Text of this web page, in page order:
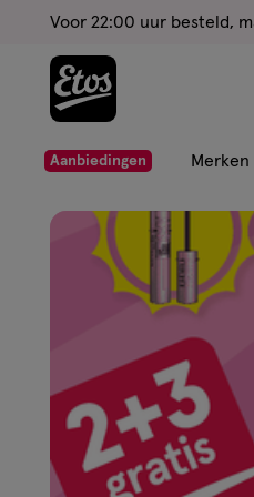
ga
de
hoofd
ga
de
zoekbalk
Voor 22:00 uur besteld,
Aanbiedingen Merken
Etos
Drogist
Alles